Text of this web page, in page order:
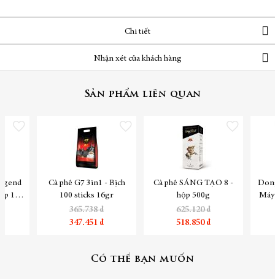
Chi tiết
Nhận xét của khách hàng
Sản phẩm liên quan
18
Thêm vào danh sách yêu thích
Cà phê G7 3in1 - Bịch
100 sticks 16gr
365.738 ₫
347.451 ₫
Thêm vào danh sách yêu thích
Cà phê SÁNG TẠO 8 -
hộp 500g
625.120 ₫
518.850 ₫
Thêm vào danh sách
Có thể bạn muốn